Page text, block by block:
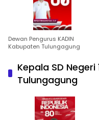
Dewan Pengurus KADIN
Kabupaten Tulungagung
Kepala SD
Tulungagung